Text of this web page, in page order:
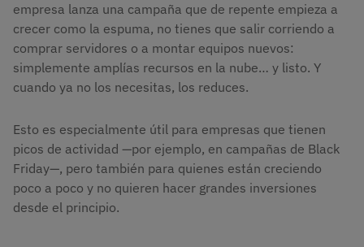
empresa lanza una campaña que de repente empieza a
crecer como la espuma, no tienes que salir corriendo a
comprar servidores o a montar equipos nuevos:
simplemente amplías recursos en la nube… y listo. Y
cuando ya no los necesitas, los reduces.
Esto es especialmente útil para empresas que tienen
picos de actividad —por ejemplo, en campañas de Black
Friday—, pero también para quienes están creciendo
poco a poco y no quieren hacer grandes inversiones
desde el principio.